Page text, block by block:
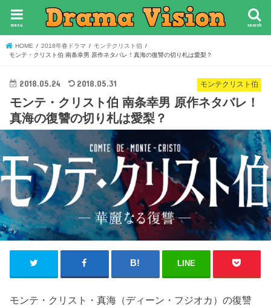
search
menu
HOME 2018年春ドラマ
モンテクリスト伯
モンテ・クリスト伯 南条幸男 原作ネタバレ！真海の復讐の切り札は愛梨？
モンテクリスト伯
2018.05.24 2018.05.31
モンテ・クリスト伯 南条幸男 原作ネタバレ！
真海の復讐の切り札は愛梨？
LINE
モンテ・クリスト・真海（ディーン・フジオカ）の復讐